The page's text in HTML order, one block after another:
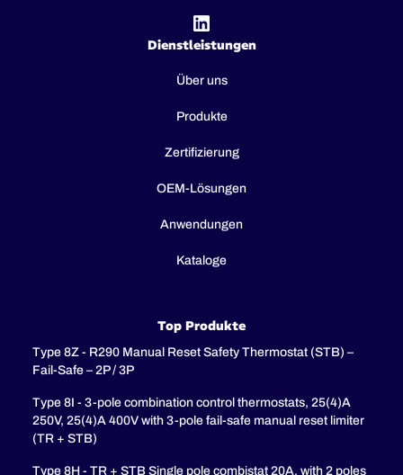
Dienstleistungen
Über uns
Produkte
Zertifizierung
OEM-Lösungen
Anwendungen
Kataloge
Top Produkte
Type 8Z - R290 Manual Reset Safety Thermostat (STB) –
Fail-Safe – 2P / 3P
Type 8I - 3-pole combination control thermostats, 25(4)A
250V, 25(4)A 400V with 3-pole fail-safe manual reset limiter
(TR + STB)
Type 8H - TR + STB Single pole combistat 20A, with 2 poles